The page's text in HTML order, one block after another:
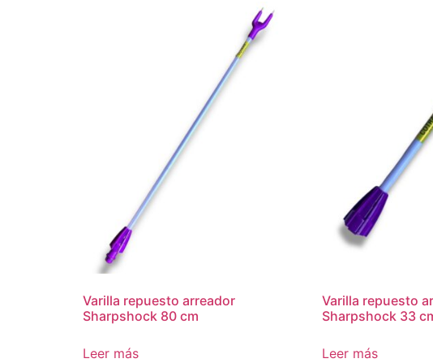
Varilla repuesto arreador
Sharpshock 80 cm
Leer más
Varilla repuesto
Sharpshock 33
Leer más